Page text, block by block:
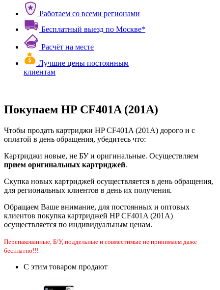
Работаем со всеми регионами
Бесплатный выезд по Москве*
Расчёт на месте
Лучшие цены постоянным
клиентам
Покупаем HP CF401A (201A)
Чтобы продать картриджи HP CF401A (201A) дорого и с
оплатой в день обращения, убедитесь что:
Картриджи новые, не БУ и оригинальные. Осуществляем
прием оригинальных картриджей.
Скупка новых картриджей осуществляется в день обращения,
для региональных клиентов в день их получения.
Обращаем Ваше внимание, для постоянных и оптовых
клиентов покупка картриджей HP CF401A (201A)
осуществляется по индивидуальным ценам.
Перепакованные, Б/У, поддельные и совместимые не принимаем даже
бесплатно!!!
С этим товаром продают